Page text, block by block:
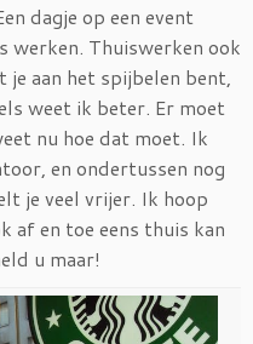
dagje op een event
werken. Thuiswerken ook
je aan het spijbelen bent,
weet ik beter. Er moet
nu hoe dat moet. Ik
en ondertussen nog
je veel vrijer. Ik hoop
af en toe eens thuis kan
u maar!